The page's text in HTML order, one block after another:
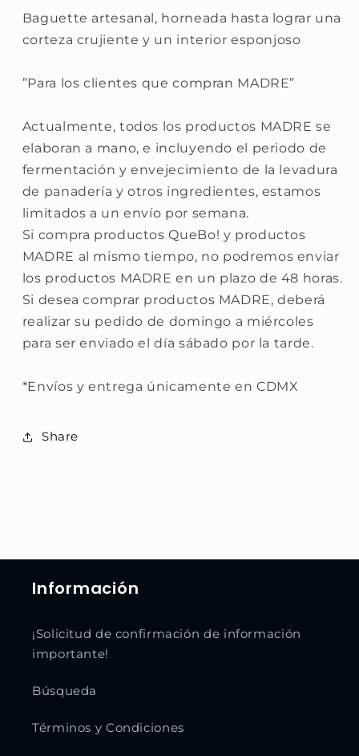
Baguette artesanal, horneada hasta lograr una
corteza crujiente y un interior esponjoso
”Para los clientes que compran MADRE”
Actualmente, todos los productos MADRE se
elaboran a mano, e incluyendo el periodo de
fermentación y envejecimiento de la levadura
de panadería y otros ingredientes, estamos
limitados a un envío por semana.
Si compra productos QueBo! y productos
MADRE al mismo tiempo, no podremos enviar
los productos MADRE en un plazo de 48 horas.
Si desea comprar productos MADRE, deberá
realizar su pedido de domingo a miércoles
para ser enviado el día sábado por la tarde.
*Envíos y entrega únicamente en CDMX
Share
Información
¡Solicitud de confirmación de información
importante!
Búsqueda
Términos y Condiciones